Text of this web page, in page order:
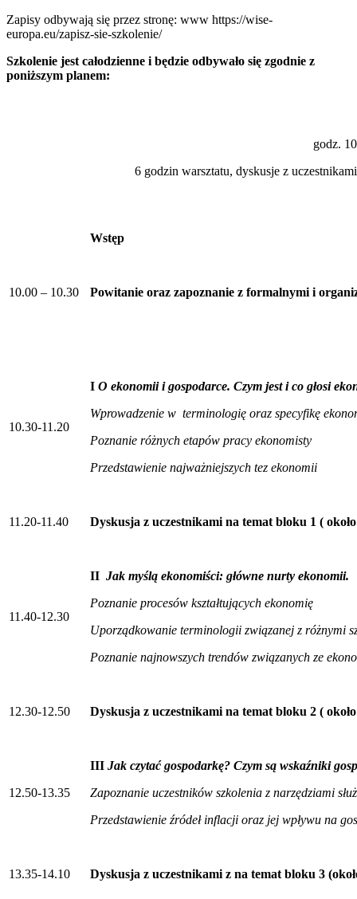
Zapisy odbywają się przez stronę: www https://wise-
europa.eu/zapisz-sie-szkolenie/
Szkolenie jest całodzienne i będzie odbywało się zgodnie z
poniższym planem:
godz.
6 godzin warsztatu, dyskusje z
10.00 – 10.30
Wstęp
Powitanie oraz zapoznanie z formalnymi i
10.30-11.20
I O ekonomii i gospodarce. Czym jest i co głosi
Wprowadzenie w terminologię oraz specyfikę
Poznanie różnych etapów pracy ekonomisty
Przedstawienie najważniejszych tez ekonomii
11.20-11.40 Dyskusja z uczestnikami na temat bloku 1 (
11.40-12.30
II Jak myślą ekonomiści: główne nurty ekonomii.
Poznanie procesów kształtujących ekonomię
Uporządkowanie terminologii związanej z różnymi
Poznanie najnowszych trendów związanych ze
12.30-12.50 Dyskusja z uczestnikami na temat bloku 2 (
12.50-13.35
III Jak czytać gospodarkę? Czym są wskaźniki
Zapoznanie uczestników szkolenia z narzędziami
Przedstawienie źródeł inflacji oraz jej wpływu na
13.35-14.10 Dyskusja z uczestnikami z na temat bloku 3